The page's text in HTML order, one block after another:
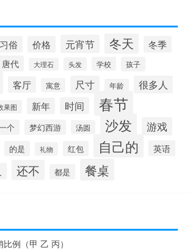
习俗 价格 元宵节 冬天 冬季
唐代 大理石 头发 学校 孩子
客厅 寓意 尺寸 年龄 很多人
果图 新年 时间 春节
个 梦幻西游 汤圆 沙发 游戏
的是 礼物 红包 自己的 英语
还不 都是 餐桌
例（甲 乙 丙）